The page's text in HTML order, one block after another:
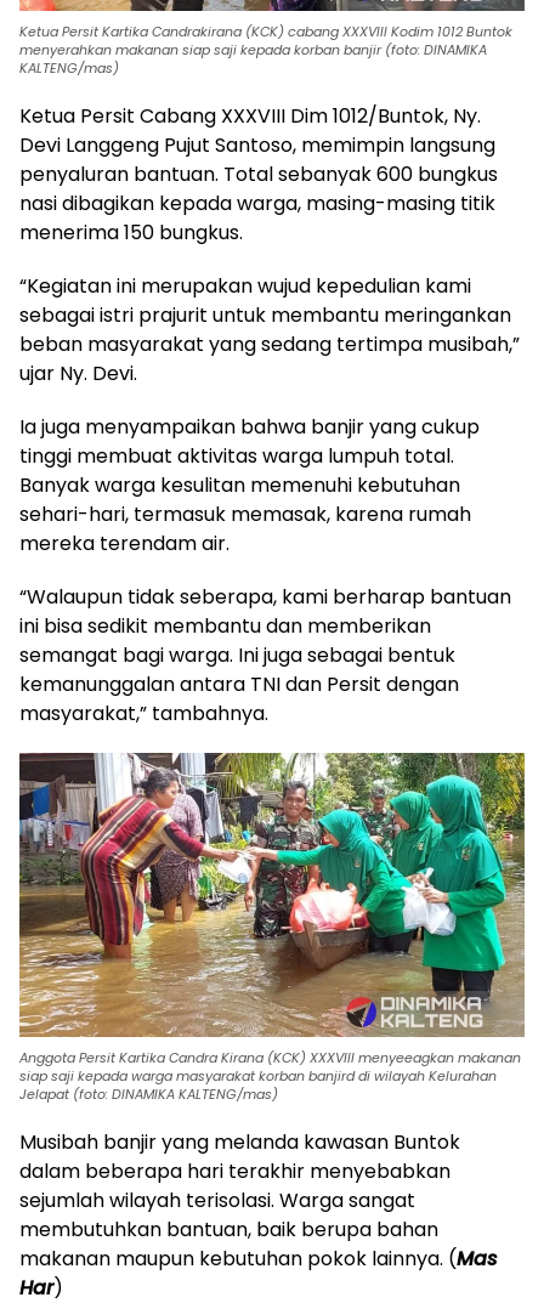
Ketua Persit Kartika Candrakirana (KCK) cabang XXXVIII Kodim 1012 Buntok
menyerahkan makanan siap saji kepada korban banjir (foto: DINAMIKA
KALTENG/mas)
Ketua Persit Cabang XXXVIII Dim 1012/Buntok, Ny.
Devi Langgeng Pujut Santoso, memimpin langsung
penyaluran bantuan. Total sebanyak 600 bungkus
nasi dibagikan kepada warga, masing-masing titik
menerima 150 bungkus.
“Kegiatan ini merupakan wujud kepedulian kami
sebagai istri prajurit untuk membantu meringankan
beban masyarakat yang sedang tertimpa musibah,”
ujar Ny. Devi.
Ia juga menyampaikan bahwa banjir yang cukup
tinggi membuat aktivitas warga lumpuh total.
Banyak warga kesulitan memenuhi kebutuhan
sehari-hari, termasuk memasak, karena rumah
mereka terendam air.
“Walaupun tidak seberapa, kami berharap bantuan
ini bisa sedikit membantu dan memberikan
semangat bagi warga. Ini juga sebagai bentuk
kemanunggalan antara TNI dan Persit dengan
masyarakat,” tambahnya.
Anggota Persit Kartika Candra Kirana (KCK) XXXVIII menyeeagkan makanan
siap saji kepada warga masyarakat korban banjird di wilayah Kelurahan
Jelapat (foto: DINAMIKA KALTENG/mas)
Musibah banjir yang melanda kawasan Buntok
dalam beberapa hari terakhir menyebabkan
sejumlah wilayah terisolasi. Warga sangat
membutuhkan bantuan, baik berupa bahan
makanan maupun kebutuhan pokok lainnya. (Mas
Har)